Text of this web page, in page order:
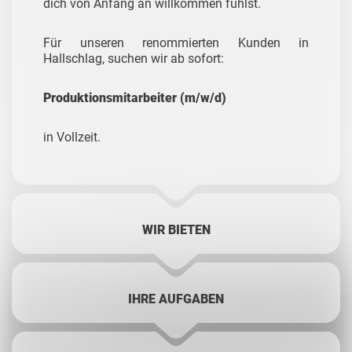
dich von Anfang an willkommen fühlst.
Für unseren renommierten Kunden in
Hallschlag, suchen wir ab sofort:
Produktionsmitarbeiter (m/w/d)
in Vollzeit.
WIR BIETEN
IHRE AUFGABEN